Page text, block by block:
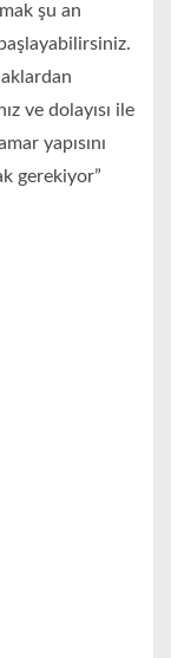
şu an
ve dolayısı ile
yapısını
gerekiyor”